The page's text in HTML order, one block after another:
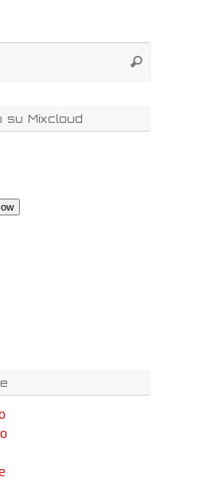
su Mixcloud